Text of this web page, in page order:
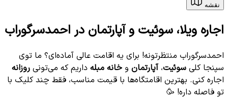
نقشه
اجاره ویلا، سوئیت و آپارتمان در احمدسرگوراب
احمدسرگوراب منتظرتونه! برای یه اقامت عالی آماده‌ای؟ ما توی
سپنجا کلی سوئیت،آپارتمان و خانه مبله داریم که می‌تونی روزانه
اجاره کنی. بهترین اقامتگاه‌ها با قیمت مناسب، فقط چند کلیک با
تو فاصله داره! 🥳